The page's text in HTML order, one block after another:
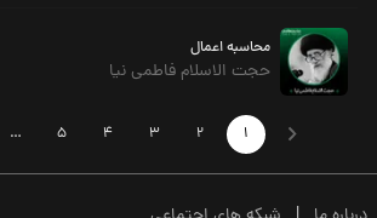
محاسبه اعمال
حجت الاسلام فاطمی نیا
1
2
3
4
5
…